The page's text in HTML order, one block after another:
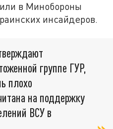
в Минобороны
инсайдеров.
группе ГУР,
плохо
на поддержку
ВСУ в